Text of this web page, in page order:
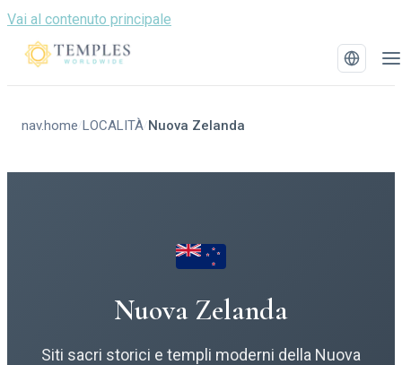
Vai al contenuto principale
nav.home /LOCALITÀ/ Nuova Zelanda
Nuova Zelanda
Siti sacri storici e templi moderni della Nuova